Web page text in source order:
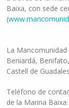
Baixa, con sede
(
La
Beniardá,
Castell de
Teléfono de
de la Marina Baixa: